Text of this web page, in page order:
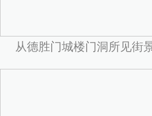
从德胜门城楼门洞所见街景